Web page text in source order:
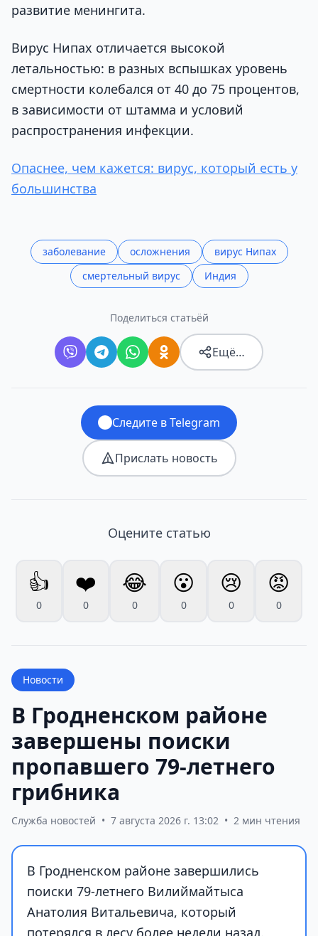
развитие менингита.
Вирус Нипах отличается высокой
летальностью: в разных вспышках уровень
смертности колебался от 40 до 75 процентов,
в зависимости от штамма и условий
распространения инфекции.
Опаснее, чем кажется: вирус, который есть у
большинства
заболевание осложнения
вирус Нипах
смертельный вирус
Индия
Поделиться статьёй
Ещё…
Следите в Telegram
Прислать новость
Оцените статью
👍
0
❤️
0
😂
0
😮
0
😢
0
😡
0
Новости
В Гродненском районе
завершены поиски
пропавшего 79-летнего
грибника
Служба новостей • 7 августа 2026 г. 13:02 • 2 мин чтения
В Гродненском районе завершились
поиски 79-летнего Вилиймайтыса
Анатолия Витальевича, который
потерялся в лесу более недели назад.